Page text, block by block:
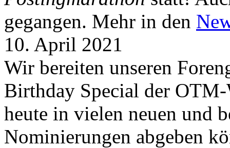
gegangen. Mehr in den
10. April 2021
Wir bereiten unseren
Birthday Special der
heute in vielen neuen und
Nominierungen abgeben